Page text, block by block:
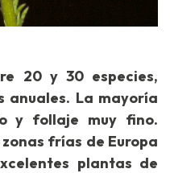
20 y 30 especies,
anuales. La mayoría
y follaje muy fino.
frías de Europa
plantas de